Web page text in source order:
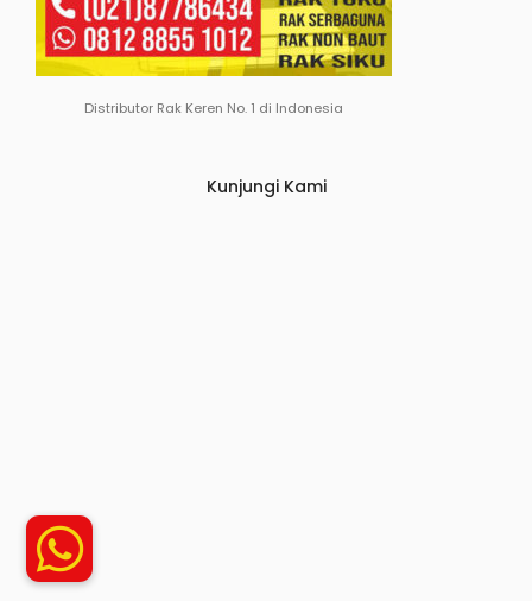
Distributor Rak Keren No. 1 di Indonesia
Kunjungi Kami